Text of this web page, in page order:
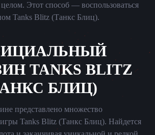
Этот способ — воспользоваться
Tanks Blitz (Танкс Блиц).
TANKS BLITZ
БЛИЦ)
представлено множество
Tanks Blitz (Танкс Блиц). Найдется